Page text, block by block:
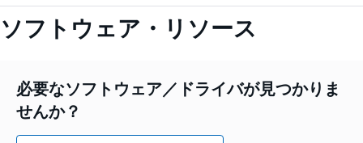
ソフトウェア・リソース
必要なソフトウェア／ドライバが見つかりま
せんか？